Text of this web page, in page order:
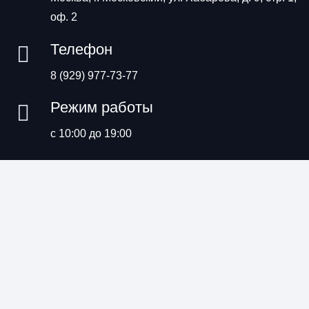
оф. 2
Телефон
8 (929) 977-73-77
Режим работы
с 10:00 до 19:00